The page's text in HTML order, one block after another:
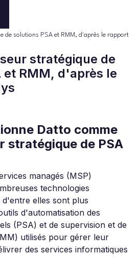
de solutions PSA et RMM, d'après le rapport
stratégique de
et RMM, d'après le
Datto comme
stratégique de PSA
managés (MSP)
technologies
elles sont plus
d'automatisation des
(PSA) et de supervision et de
utilisés pour gérer leur
des services informatiques